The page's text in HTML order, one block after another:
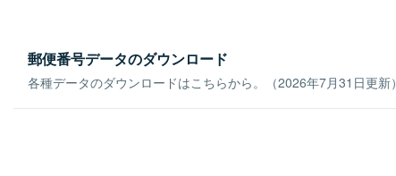
郵便番号データのダウンロード
各種データのダウンロードはこちらから。（2026年7月31日更新）